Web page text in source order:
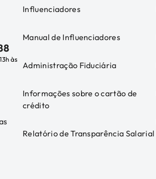
às
Influenciadores
Manual de Influenciadores
Administração Fiduciária
Informações sobre o cartão de
crédito
Relatório de Transparência Salarial